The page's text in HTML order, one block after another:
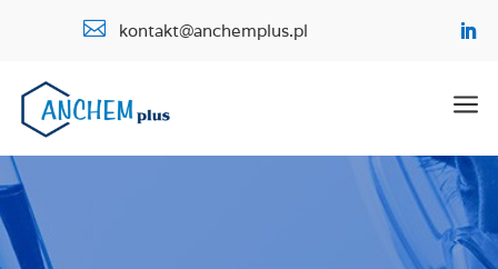
 kontakt@anchemplus.pl
a